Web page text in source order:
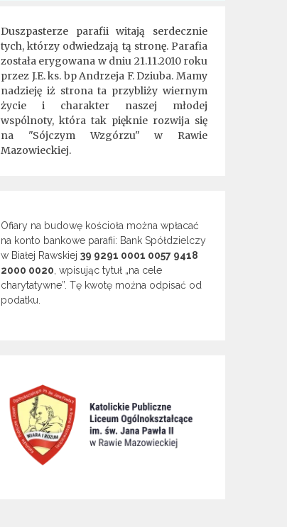
Duszpasterze parafii witają serdecznie
tych, którzy odwiedzają tą stronę. Parafia
została erygowana w dniu 21.11.2010 roku
przez J.E. ks. bp Andrzeja F. Dziuba. Mamy
nadzieję iż strona ta przybliży wiernym
życie i charakter naszej młodej
wspólnoty, która tak pięknie rozwija się
na "Sójczym Wzgórzu" w Rawie
Mazowieckiej.
Ofiary na budowę kościoła można wpłacać
na konto bankowe parafii: Bank Spółdzielczy
w Białej Rawskiej 39 9291 0001 0057 9418
2000 0020 , wpisując tytuł „na cele
charytatywne”. Tę kwotę można odpisać od
podatku.